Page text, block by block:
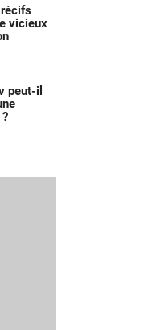
vicieux
peut-il